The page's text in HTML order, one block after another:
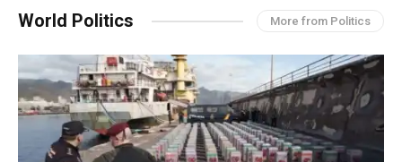
World Politics More from Politics